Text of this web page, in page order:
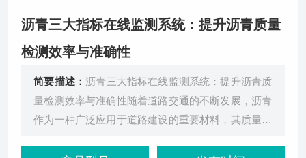
沥青三大指标在线监测系统：提升沥青质量
检测效率与准确性
简要描述：沥青三大指标在线监测系统：提升沥青质
量检测效率与准确性随着道路交通的不断发展，沥青
作为一种广泛应用于道路建设的重要材料，其质量检